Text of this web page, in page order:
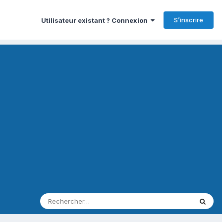
Utilisateur existant ? Connexion S’inscrire